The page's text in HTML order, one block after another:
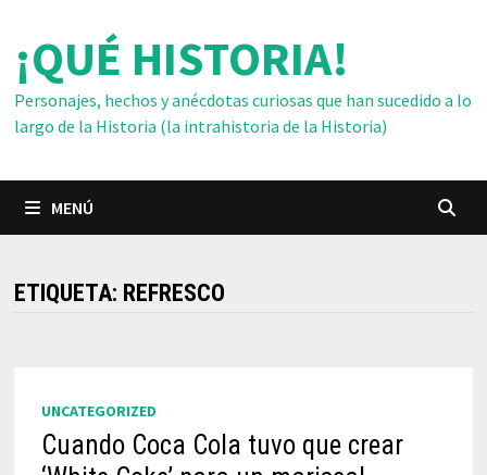
contenido
¡QUÉ HISTORIA!
Personajes, hechos y anécdotas curiosas que han sucedido a lo
largo de la Historia (la intrahistoria de la Historia)
MENÚ
ETIQUETA: REFRESCO
UNCATEGORIZED
Cuando Coca Cola tuvo que crear